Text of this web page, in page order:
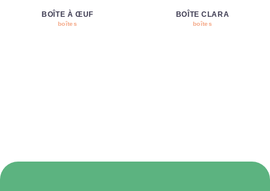
BOÎTE À ŒUF
boîtes
BOÎTE CLARA
boîtes